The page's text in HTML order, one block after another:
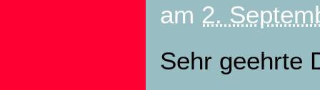
am 2.
Sehr geehrte